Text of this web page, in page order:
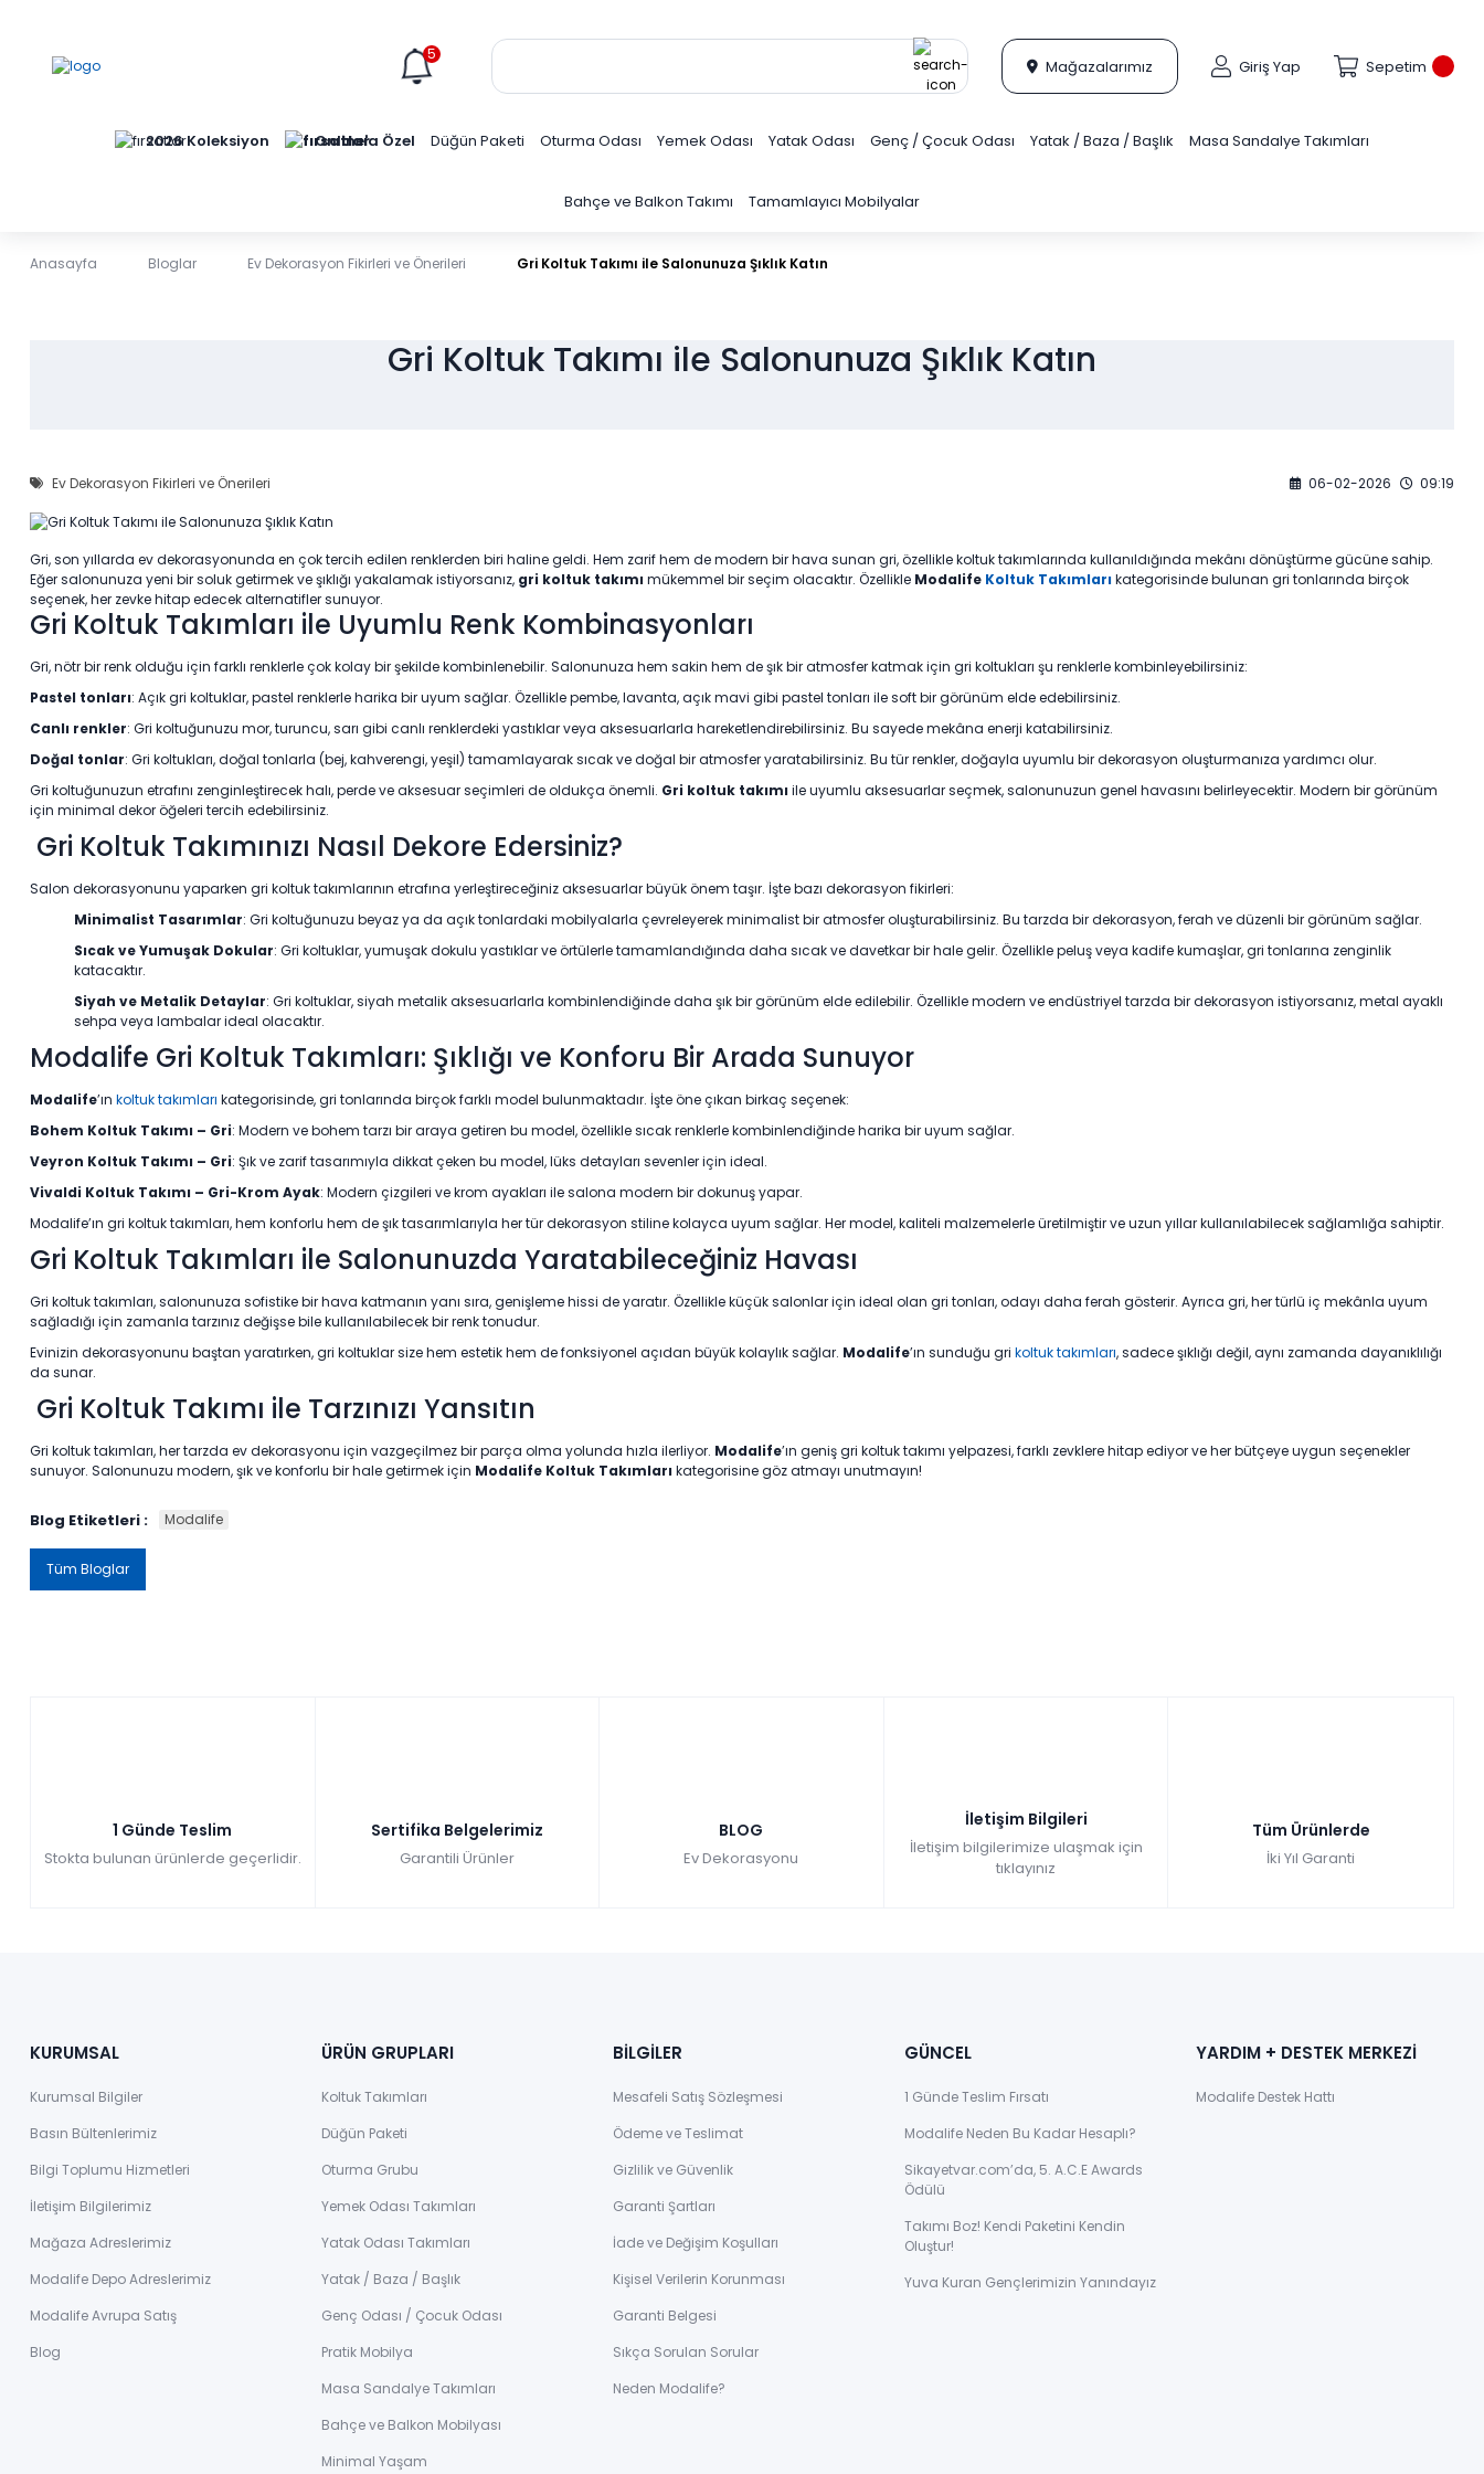
5
Mağazalarımız Giriş Yap Sepetim
2026 Koleksiyon Online'a Özel Düğün Paketi Oturma Odası Yemek Odası Yatak Odası Genç / Çocuk Odası Yatak / Baza / Başlık Masa Sandalye Takımları
Bahçe ve Balkon Takımı Tamamlayıcı Mobilyalar
Anasayfa Bloglar Ev Dekorasyon Fikirleri ve Önerileri Gri Koltuk Takımı ile Salonunuza Şıklık Katın
Gri Koltuk Takımı ile Salonunuza Şıklık Katın
Ev Dekorasyon Fikirleri ve Önerileri 06-02-2026 09:19
Gri, son yıllarda ev dekorasyonunda en çok tercih edilen renklerden biri haline geldi. Hem zarif hem de modern bir hava sunan gri, özellikle koltuk takımlarında kullanıldığında mekânı dönüştürme gücüne sahip.
Eğer salonunuza yeni bir soluk getirmek ve şıklığı yakalamak istiyorsanız, gri koltuk takımı mükemmel bir seçim olacaktır. Özellikle Modalife Koltuk Takımlarıkategorisinde bulunan gri tonlarında birçok
seçenek, her zevke hitap edecek alternatifler sunuyor.
Gri Koltuk Takımları ile Uyumlu Renk Kombinasyonları
Gri, nötr bir renk olduğu için farklı renklerle çok kolay bir şekilde kombinlenebilir. Salonunuza hem sakin hem de şık bir atmosfer katmak için gri koltukları şu renklerle kombinleyebilirsiniz:
Pastel tonları: Açık gri koltuklar, pastel renklerle harika bir uyum sağlar. Özellikle pembe, lavanta, açık mavi gibi pastel tonları ile soft bir görünüm elde edebilirsiniz.
Canlı renkler: Gri koltuğunuzu mor, turuncu, sarı gibi canlı renklerdeki yastıklar veya aksesuarlarla hareketlendirebilirsiniz. Bu sayede mekâna enerji katabilirsiniz.
Doğal tonlar: Gri koltukları, doğal tonlarla (bej, kahverengi, yeşil) tamamlayarak sıcak ve doğal bir atmosfer yaratabilirsiniz. Bu tür renkler, doğayla uyumlu bir dekorasyon oluşturmanıza yardımcı olur.
Gri koltuğunuzun etrafını zenginleştirecek halı, perde ve aksesuar seçimleri de oldukça önemli. Gri koltuk takımı ile uyumlu aksesuarlar seçmek, salonunuzun genel havasını belirleyecektir. Modern bir görünüm
için minimal dekor öğeleri tercih edebilirsiniz.
Gri Koltuk Takımınızı Nasıl Dekore Edersiniz?
Salon dekorasyonunu yaparken gri koltuk takımlarının etrafına yerleştireceğiniz aksesuarlar büyük önem taşır. İşte bazı dekorasyon fikirleri:
Minimalist Tasarımlar: Gri koltuğunuzu beyaz ya da açık tonlardaki mobilyalarla çevreleyerek minimalist bir atmosfer oluşturabilirsiniz. Bu tarzda bir dekorasyon, ferah ve düzenli bir görünüm sağlar.
Sıcak ve Yumuşak Dokular: Gri koltuklar, yumuşak dokulu yastıklar ve örtülerle tamamlandığında daha sıcak ve davetkar bir hale gelir. Özellikle peluş veya kadife kumaşlar, gri tonlarına zenginlik
katacaktır.
Siyah ve Metalik Detaylar: Gri koltuklar, siyah metalik aksesuarlarla kombinlendiğinde daha şık bir görünüm elde edilebilir. Özellikle modern ve endüstriyel tarzda bir dekorasyon istiyorsanız, metal ayaklı
sehpa veya lambalar ideal olacaktır.
Modalife Gri Koltuk Takımları: Şıklığı ve Konforu Bir Arada Sunuyor
Modalife’ın koltuk takımları kategorisinde, gri tonlarında birçok farklı model bulunmaktadır. İşte öne çıkan birkaç seçenek:
Bohem Koltuk Takımı – Gri: Modern ve bohem tarzı bir araya getiren bu model, özellikle sıcak renklerle kombinlendiğinde harika bir uyum sağlar.
Veyron Koltuk Takımı – Gri: Şık ve zarif tasarımıyla dikkat çeken bu model, lüks detayları sevenler için ideal.
Vivaldi Koltuk Takımı – Gri-Krom Ayak: Modern çizgileri ve krom ayakları ile salona modern bir dokunuş yapar.
Modalife’ın gri koltuk takımları, hem konforlu hem de şık tasarımlarıyla her tür dekorasyon stiline kolayca uyum sağlar. Her model, kaliteli malzemelerle üretilmiştir ve uzun yıllar kullanılabilecek sağlamlığa sahiptir.
Gri Koltuk Takımları ile Salonunuzda Yaratabileceğiniz Havası
Gri koltuk takımları, salonunuza sofistike bir hava katmanın yanı sıra, genişleme hissi de yaratır. Özellikle küçük salonlar için ideal olan gri tonları, odayı daha ferah gösterir. Ayrıca gri, her türlü iç mekânla uyum
sağladığı için zamanla tarzınız değişse bile kullanılabilecek bir renk tonudur.
Evinizin dekorasyonunu baştan yaratırken, gri koltuklar size hem estetik hem de fonksiyonel açıdan büyük kolaylık sağlar. Modalife’ın sunduğu gri koltuk takımları, sadece şıklığı değil, aynı zamanda dayanıklılığı
da sunar.
Gri Koltuk Takımı ile Tarzınızı Yansıtın
Gri koltuk takımları, her tarzda ev dekorasyonu için vazgeçilmez bir parça olma yolunda hızla ilerliyor. Modalife’ın geniş gri koltuk takımı yelpazesi, farklı zevklere hitap ediyor ve her bütçeye uygun seçenekler
sunuyor. Salonunuzu modern, şık ve konforlu bir hale getirmek için Modalife Koltuk Takımları kategorisine göz atmayı unutmayın!
Blog Etiketleri : Modalife
Tüm Bloglar
1 Günde Teslim
Stokta bulunan ürünlerde geçerlidir.
Sertifika Belgelerimiz
Garantili Ürünler
BLOG
Ev Dekorasyonu
İletişim Bilgileri
İletişim bilgilerimize ulaşmak için
tıklayınız
Tüm Ürünlerde
İki Yıl Garanti
KURUMSAL
Kurumsal Bilgiler
Basın Bültenlerimiz
Bilgi Toplumu Hizmetleri
İletişim Bilgilerimiz
Mağaza Adreslerimiz
Modalife Depo Adreslerimiz
Modalife Avrupa Satış
Blog
ÜRÜN GRUPLARI
Koltuk Takımları
Düğün Paketi
Oturma Grubu
Yemek Odası Takımları
Yatak Odası Takımları
Yatak / Baza / Başlık
Genç Odası / Çocuk Odası
Pratik Mobilya
Masa Sandalye Takımları
Bahçe ve Balkon Mobilyası
Minimal Yaşam
BİLGİLER
Mesafeli Satış Sözleşmesi
Ödeme ve Teslimat
Gizlilik ve Güvenlik
Garanti Şartları
İade ve Değişim Koşulları
Kişisel Verilerin Korunması
Garanti Belgesi
Sıkça Sorulan Sorular
Neden Modalife?
GÜNCEL
1 Günde Teslim Fırsatı
Modalife Neden Bu Kadar Hesaplı?
Sikayetvar.com’da, 5. A.C.E Awards
Ödülü
Takımı Boz! Kendi Paketini Kendin
Oluştur!
Yuva Kuran Gençlerimizin Yanındayız
YARDIM + DESTEK MERKEZİ
Modalife Destek Hattı